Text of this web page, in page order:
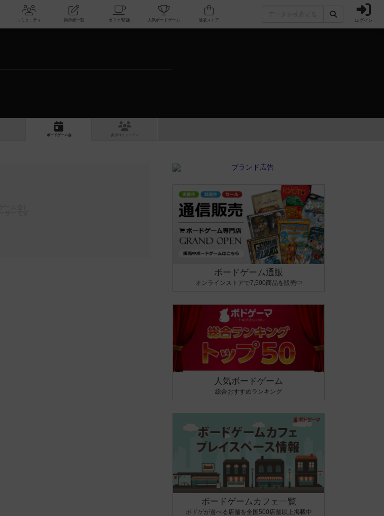
ボードゲーム会 コミュニティ 掲示板一覧 カフェ/店舗 人気ボードゲーム ログイン
ボ ードゲーム会 コミュニティ
ボードゲーム通販
オンラインストアで7,500商品を販売中
人気ボードゲーム
総合おすすめランキング
ボードゲームカフェ一覧
ボドゲが遊べる店舗を全国500店舗以上掲載中